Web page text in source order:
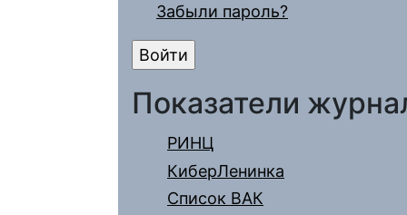
Забыли пароль?
Показатели
РИНЦ
КиберЛенинка
Список ВАК